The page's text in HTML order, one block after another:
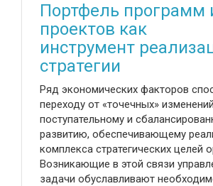
Портфель программ
проектов как
инструмент
стратегии
Ряд экономических факторов
переходу от «точечных»
поступательному и
развитию, обеспечивающему
комплекса стратегических целей
Возникающие в этой связи
задачи обуславливают